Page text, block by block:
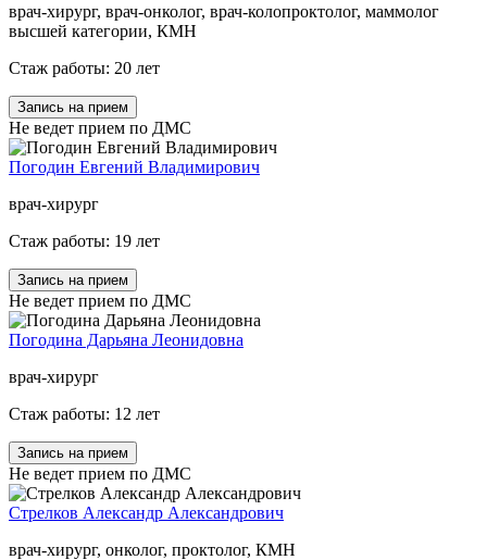
врач-хирург, врач-онколог, врач-колопроктолог, маммолог
высшей категории, КМН
Стаж работы: 20 лет
Запись на прием
Не ведет прием по ДМС
Погодин Евгений Владимирович
врач-хирург
Стаж работы: 19 лет
Запись на прием
Не ведет прием по ДМС
Погодина Дарьяна Леонидовна
врач-хирург
Стаж работы: 12 лет
Запись на прием
Не ведет прием по ДМС
Стрелков Александр Александрович
врач-хирург, онколог, проктолог, КМН